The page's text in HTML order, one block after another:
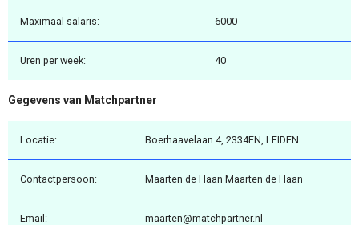
Maximaal salaris: 6000
Uren per week: 40
Gegevens van Matchpartner
Locatie: Boerhaavelaan 4, 2334EN, LEIDEN
Contactpersoon: Maarten de Haan Maarten de Haan
Email: maarten@matchpartner.nl